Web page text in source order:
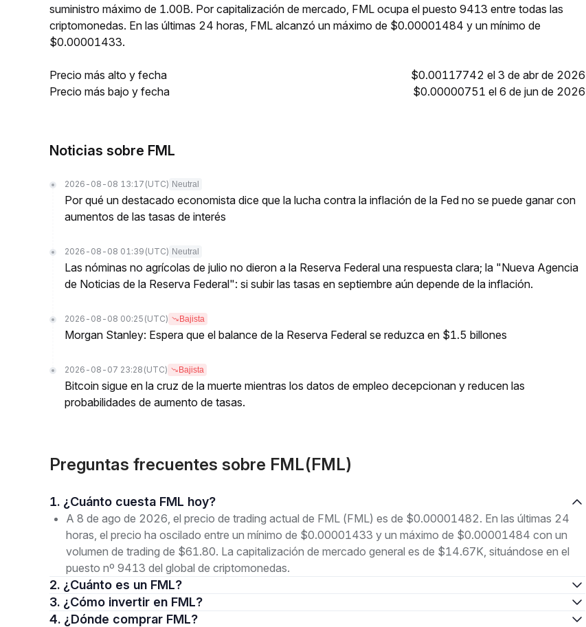
suministro máximo de 1.00B. Por capitalización de mercado, FML ocupa el puesto 9413 entre todas las
criptomonedas. En las últimas 24 horas, FML alcanzó un máximo de $0.00001484 y un mínimo de
$0.00001433.
Precio más alto y fecha
$0.00117742 el 3 de abr de 2026
Precio más bajo y fecha
$0.00000751 el 6 de jun de 2026
Noticias sobre FML
2026-08-08 13:17 (UTC) Neutral
Por qué un destacado economista dice que la lucha contra la inflación de la Fed no se puede ganar con
aumentos de las tasas de interés
2026-08-08 01:39 (UTC) Neutral
Las nóminas no agrícolas de julio no dieron a la Reserva Federal una respuesta clara; la "Nueva Agencia
de Noticias de la Reserva Federal": si subir las tasas en septiembre aún depende de la inflación.
2026-08-08 00:25 (UTC) Bajista
Morgan Stanley: Espera que el balance de la Reserva Federal se reduzca en $1.5 billones
2026-08-07 23:28 (UTC) Bajista
Bitcoin sigue en la cruz de la muerte mientras los datos de empleo decepcionan y reducen las
probabilidades de aumento de tasas.
Preguntas frecuentes sobre FML(FML)
1. ¿Cuánto cuesta FML hoy?
A 8 de ago de 2026, el precio de trading actual de FML (FML) es de $0.00001482. En las últimas 24
horas, el precio ha oscilado entre un mínimo de $0.00001433 y un máximo de $0.00001484 con un
volumen de trading de $61.80. La capitalización de mercado general es de $14.67K, situándose en el
puesto nº 9413 del global de criptomonedas.
2. ¿Cuánto es un FML?
3. ¿Cómo invertir en FML?
4. ¿Dónde comprar FML?